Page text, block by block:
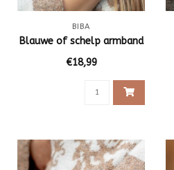
BIBA
Blauwe of schelp armband
€18,99